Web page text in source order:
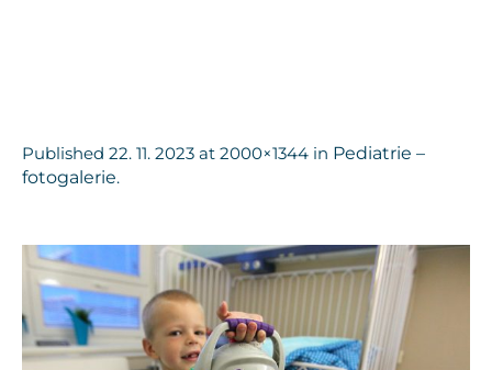
Published 22. 11. 2023 at 2000×1344 in Pediatrie –
fotogalerie.